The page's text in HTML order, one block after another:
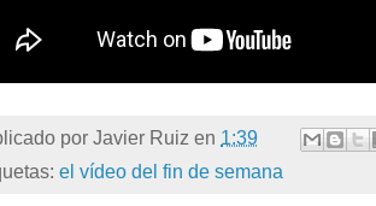
por Javier Ruiz en 1:39
el vídeo del fin de semana